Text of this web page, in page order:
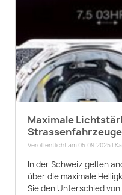
Maximale
Veröffentlicht am 05.09.2025 |
In der Schweiz gelten
über die maximale
Sie den Unterschied